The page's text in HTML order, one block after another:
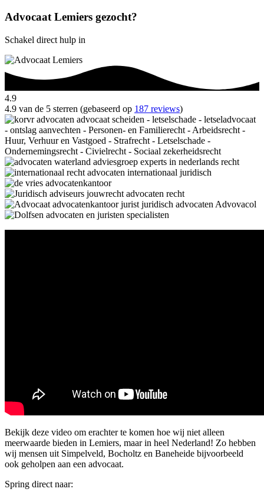
Advocaat Lemiers gezocht?
Schakel direct hulp in
4.9
4.9 van de 5 sterren (gebaseerd op 187 reviews)
Bekijk deze video om erachter te komen hoe wij niet alleen
meerwaarde bieden in Lemiers, maar in heel Nederland! Zo hebben
wij mensen uit Simpelveld, Bocholtz en Baneheide bijvoorbeeld
ook geholpen aan een advocaat.
Spring direct naar: